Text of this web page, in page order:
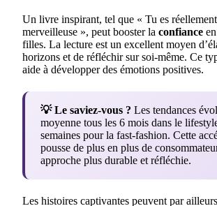
Un livre inspirant, tel que « Tu es
merveilleuse », peut booster la confiance
filles. La lecture est un excellent moyen
horizons et de réfléchir sur soi-même. Ce
aide à développer des émotions positives.
💡 Le saviez-vous ? Les tendances
moyenne tous les 6 mois dans le
semaines pour la fast-fashion. Cette
pousse de plus en plus de
approche plus durable et réfléchie.
Les histoires captivantes peuvent par